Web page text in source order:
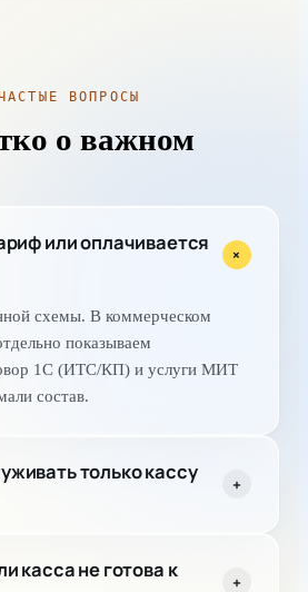
ВОПРОСЫ
о важном
или оплачивается
+
схемы. В коммерческом
показываем
1С (ИТС/КП) и услуги МИТ
состав.
только кассу
+
контроль и поддержку
касса не готова к
+